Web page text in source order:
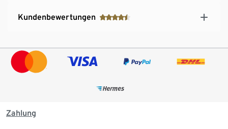
Kundenbewertungen
Zahlung